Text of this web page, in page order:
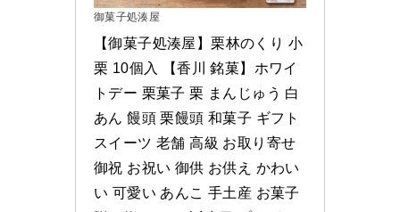
御菓子処湊屋
【御菓子処湊屋】栗林のくり 小
栗 10個入 【香川 銘菓】ホワイ
トデー 栗菓子 栗 まんじゅう 白
あん 饅頭 栗饅頭 和菓子 ギフト
スイーツ 老舗 高級 お取り寄せ
御祝 お祝い 御供 お供え かわい
い 可愛い あんこ 手土産 お菓子